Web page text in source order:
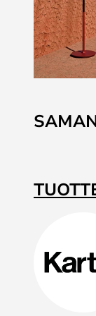
to
the
the
images